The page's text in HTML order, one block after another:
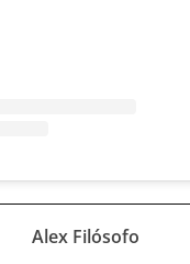
Alex Filósofo